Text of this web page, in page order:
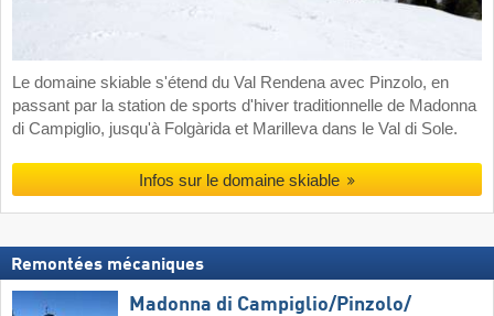
Le domaine skiable s'étend du Val Rendena avec Pinzolo, en
passant par la station de sports d'hiver traditionnelle de Madonna
di Campiglio, jusqu'à Folgàrida et Marilleva dans le Val di Sole.
Infos sur le domaine skiable
Remontées mécaniques
Madonna di Campiglio/​Pinzolo/​